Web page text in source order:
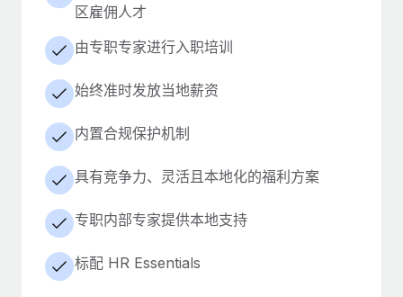
区雇佣人才
由专职专家进行入职培训
始终准时发放当地薪资
内置合规保护机制
具有竞争力、灵活且本地化的福利方案
专职内部专家提供本地支持
标配 HR Essentials